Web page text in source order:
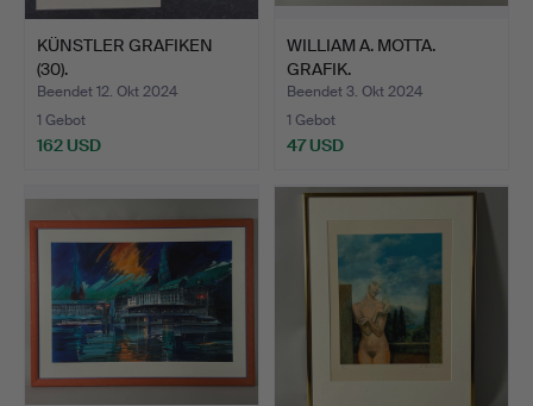
KÜNSTLER GRAFIKEN
(30).
Beendet 12. Okt 2024
1 Gebot
162 USD
WILLIAM A. MOTTA.
GRAFIK.
Beendet 3. Okt 2024
1 Gebot
47 USD